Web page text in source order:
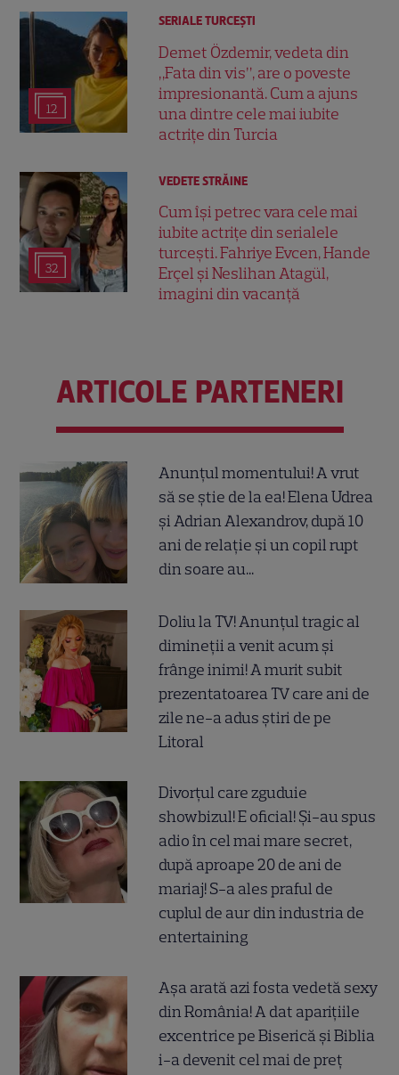
12
SERIALE TURCEŞTI
Demet Özdemir, vedeta din
„Fata din vis”, are o poveste
impresionantă. Cum a ajuns
una dintre cele mai iubite
actrițe din Turcia
32
VEDETE STRĂINE
Cum își petrec vara cele mai
iubite actrițe din serialele
turcești. Fahriye Evcen, Hande
Erçel și Neslihan Atagül,
imagini din vacanță
ARTICOLE PARTENERI
Anunțul momentului! A vrut
să se știe de la ea! Elena Udrea
și Adrian Alexandrov, după 10
ani de relație și un copil rupt
din soare au...
Doliu la TV! Anunțul tragic al
dimineții a venit acum și
frânge inimi! A murit subit
prezentatoarea TV care ani de
zile ne-a adus știri de pe
Litoral
Divorțul care zguduie
showbizul! E oficial! Și-au spus
adio în cel mai mare secret,
după aproape 20 de ani de
mariaj! S-a ales praful de
cuplul de aur din industria de
entertaining
Așa arată azi fosta vedetă sexy
din România! A dat aparițiile
excentrice pe Biserică și Biblia
i-a devenit cel mai de preț